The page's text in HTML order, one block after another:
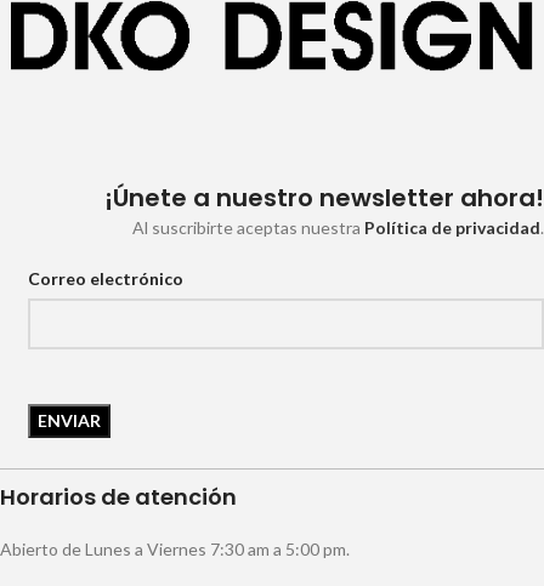
¡Únete a nuestro newsletter ahora!
Al suscribirte aceptas nuestra Política de privacidad.
Correo electrónico
Horarios de atención
Abierto de Lunes a Viernes 7:30 am a 5:00 pm.